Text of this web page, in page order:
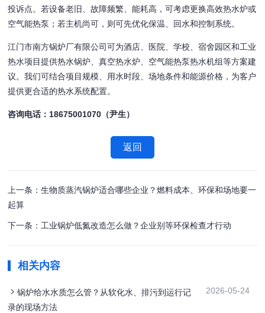
投诉点。若设备老旧、故障频繁、能耗高，可考虑更换高效热水炉或
空气能热泵；若主机尚可，则可先优化保温、回水和控制系统。
江门市南方锅炉厂有限公司可为酒店、医院、学校、宿舍园区和工业
热水项目提供热水锅炉、真空热水炉、空气能热泵热水机组等方案建
议。我们可结合项目规模、用水时段、场地条件和能源价格，为客户
提供更合适的热水系统配置。
咨询电话：18675001070（尹生）
返回
上一条：生物质蒸汽锅炉适合哪些企业？燃料成本、环保和场地要一
起算
下一条：工业锅炉低氮改造怎么做？企业别等环保检查才行动
相关内容
锅炉给水水质怎么管？从软化水、排污到运行记
录的现场方法
2026-05-24